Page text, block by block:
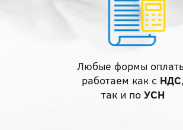
Любые формы
работаем как с НДС,
так и по УСН